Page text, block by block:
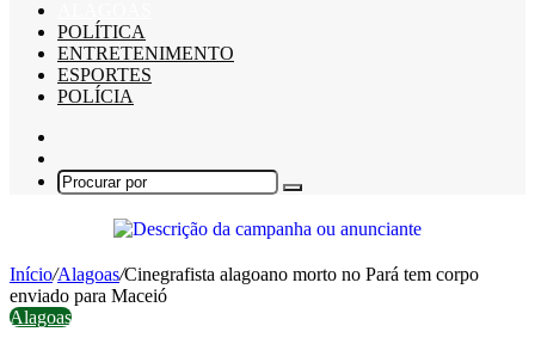
POLÍTICA
ENTRETENIMENTO
ESPORTES
POLÍCIA
skin
Procurar
Início/Alagoas/Cinegrafista alagoano morto no Pará tem corpo
enviado para Maceió
Alagoas